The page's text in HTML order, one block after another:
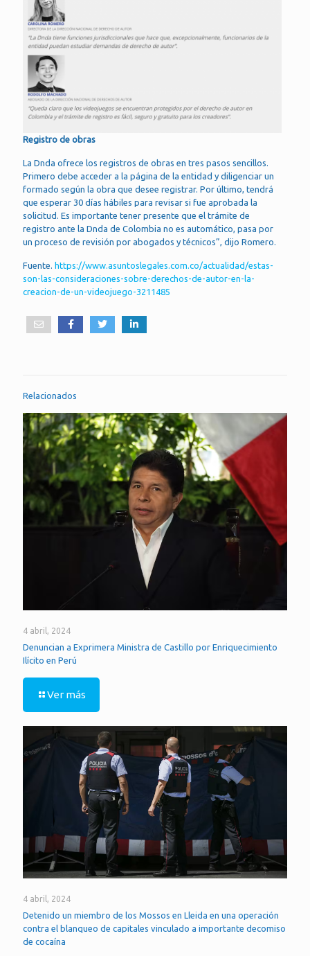
Registro de obras
La Dnda ofrece los registros de obras en tres pasos sencillos.
Primero debe acceder a la página de la entidad y diligenciar un
formado según la obra que desee registrar. Por último, tendrá
que esperar 30 días hábiles para revisar si fue aprobada la
solicitud. Es importante tener presente que el trámite de
registro ante la Dnda de Colombia no es automático, pasa por
un proceso de revisión por abogados y técnicos”, dijo Romero.
Fuente. https://www.asuntoslegales.com.co/actualidad/estas-
son-las-consideraciones-sobre-derechos-de-autor-en-la-
creacion-de-un-videojuego-3211485
Relacionados
4 abril, 2024
Denuncian a Exprimera Ministra de Castillo por Enriquecimiento
Ilícito en Perú
Ver más
4 abril, 2024
Detenido un miembro de los Mossos en Lleida en una operación
contra el blanqueo de capitales vinculado a importante decomiso
de cocaína